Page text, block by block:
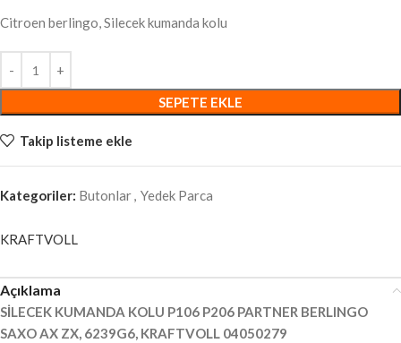
Citroen berlingo, Silecek kumanda kolu
SEPETE EKLE
Takip listeme ekle
Kategoriler: Butonlar, Yedek Parca
KRAFTVOLL
Açıklama
SİLECEK KUMANDA KOLU P106 P206 PARTNER BERLINGO
SAXO AX ZX, 6239G6, KRAFTVOLL 04050279